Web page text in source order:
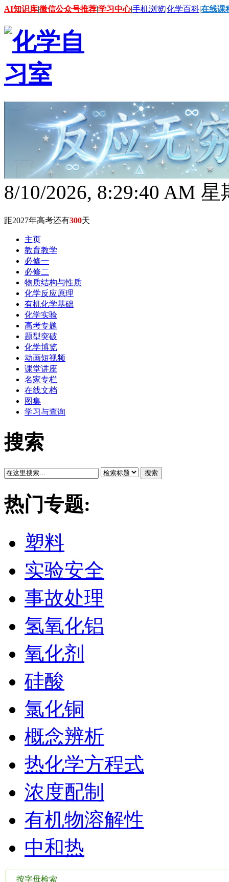
AI知识库|微信公众号推荐|学习中心|手机浏览|化学百科|在线课
8/10/2026, 8:29:41 AM 星
距2027年高考还有300天
主页
教育教学
必修一
必修二
物质结构与性质
化学反应原理
有机化学基础
化学实验
高考专题
题型突破
化学博览
动画短视频
课堂讲座
名家专栏
在线文档
图集
学习与查询
搜索
搜索
热门专题:
塑料
实验安全
事故处理
氢氧化铝
氧化剂
硅酸
氯化铜
概念辨析
热化学方程式
浓度配制
有机物溶解性
中和热
按字母检索